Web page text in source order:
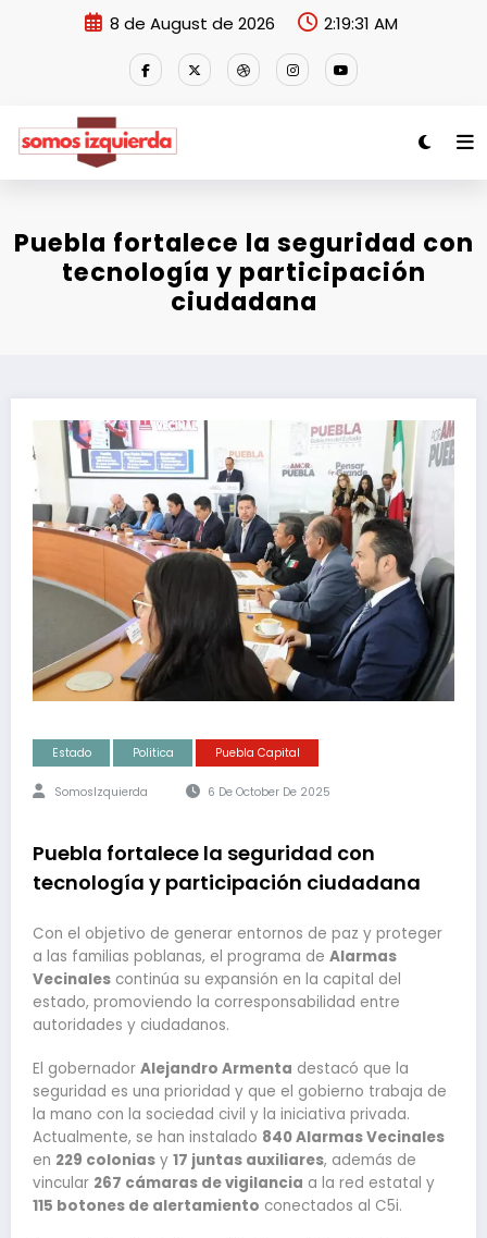
8 de August de 2026 2:19:31 AM
Puebla fortalece la seguridad con
tecnología y participación
ciudadana
Estado Politica Puebla Capital
SomosIzquierda 6 De October De 2025
Puebla fortalece la seguridad con
tecnología y participación ciudadana
Con el objetivo de generar entornos de paz y proteger
a las familias poblanas, el programa de Alarmas
Vecinales continúa su expansión en la capital del
estado, promoviendo la corresponsabilidad entre
autoridades y ciudadanos.
El gobernador Alejandro Armenta destacó que la
seguridad es una prioridad y que el gobierno trabaja de
la mano con la sociedad civil y la iniciativa privada.
Actualmente, se han instalado 840 Alarmas Vecinales
en 229 colonias y 17 juntas auxiliares, además de
vincular 267 cámaras de vigilancia a la red estatal y
115 botones de alertamiento conectados al C5i.